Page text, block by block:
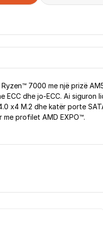
7000 me një prizë
ECC dhe jo-ECC. Ai siguron
x4 M.2 dhe katër porte
me profilet AMD EXPO™.